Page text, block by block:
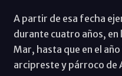
A partir de esa fecha
durante cuatro años, en
Mar, hasta que en el
arcipreste y párroco de